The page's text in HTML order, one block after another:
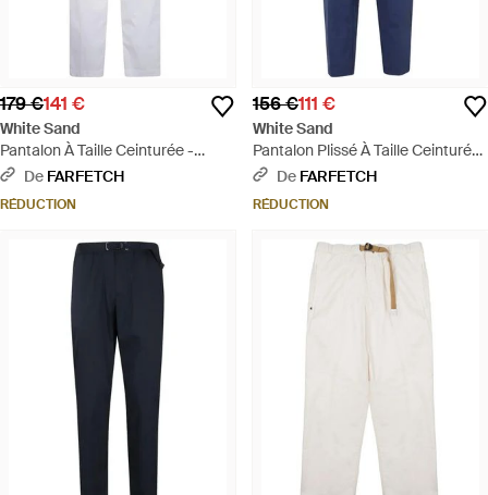
179 €141 €
White Sand
Pantalon À Taille Ceinturée -
Blanc
De FARFETCH
RÉDUCTION
156 €111 €
White Sand
Pantalon Plissé À Taille Ceinturée
- Bleu
De FARFETCH
RÉDUCTION